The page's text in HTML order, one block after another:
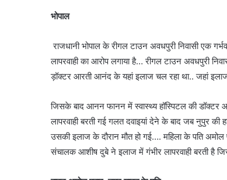
भोपाल
राजधानी भोपाल के रीगल टाउन अवधपुरी निवासी एक
लापरवाही का आरोप लगाया है… रीगल टाउन अवधपुरी
ड़ॉक्टर आरती आनंद के यहां इलाज चल रहा था.. जहां
जिसके बाद आनन फानन में स्वास्थ्य हॉस्पिटल की
लापरवाही बरती गई गलत दवाइयां देने के बाद जब नुपुर की
उसकी इलाज के दौरान मौत हो गई…. महिला के पति
संचालक आशीष दुबे ने इलाज में गंभीर लापरवाही बरती है